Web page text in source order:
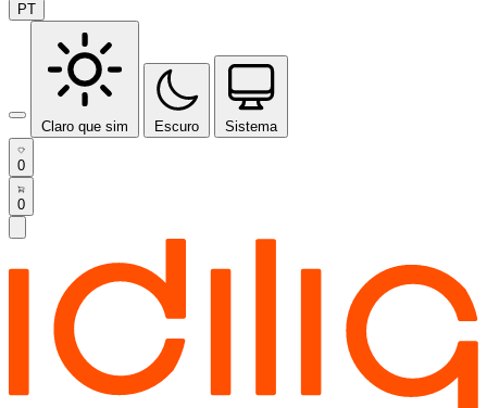
PT
Claro que sim Escuro Sistema
0
0